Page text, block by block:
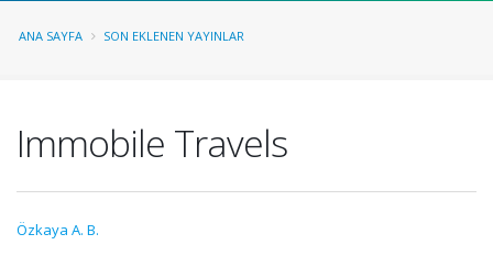
ANA SAYFA SON EKLENEN YAYINLAR
Immobile Travels
Özkaya A. B.